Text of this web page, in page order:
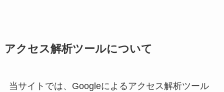
アクセス解析ツールについて
当サイトでは、Googleによるアクセス解析ツール